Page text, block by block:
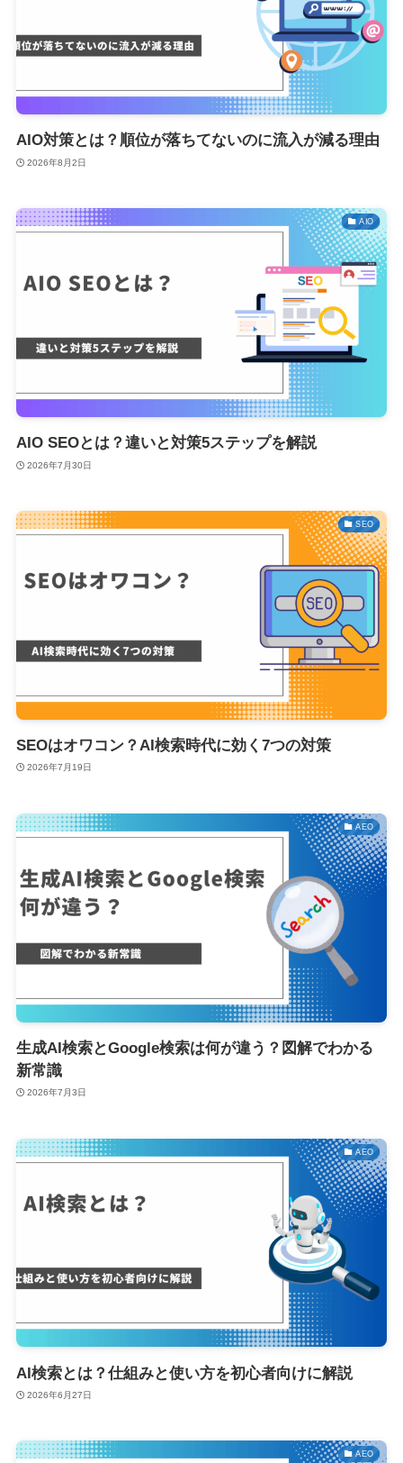
AIO対策とは？順位が落ちてないのに流入が減る理由
2026年8月2日
AIO
AIO SEOとは？違いと対策5ステップを解説
2026年7月30日
SEO
SEOはオワコン？AI検索時代に効く7つの対策
2026年7月19日
AEO
生成AI検索とGoogle検索は何が違う？図解でわかる
新常識
2026年7月3日
AEO
AI検索とは？仕組みと使い方を初心者向けに解説
2026年6月27日
AEO